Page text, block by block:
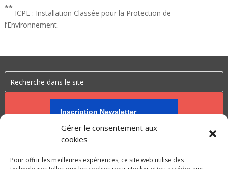
Gérer le consentement aux
cookies
Pour offrir les meilleures expériences, ce site web utilise des
**
ICPE : Installation Classée pour la Protection de
l’Environnement.
Inscription Newsletter